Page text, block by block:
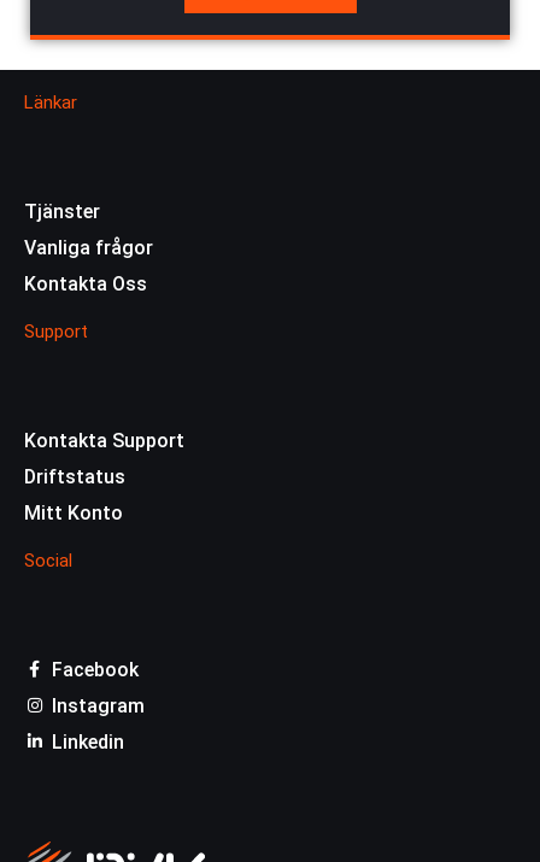
Länkar
Tjänster
Vanliga frågor
Kontakta Oss
Support
Kontakta Support
Driftstatus
Mitt Konto
Social
Facebook
Instagram
Linkedin